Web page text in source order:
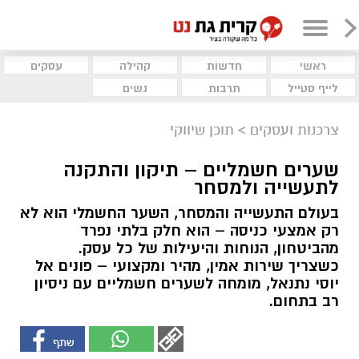
ראשי חדשות קהילה
עסקים
לייף סטייל
תרבות נשים
צרכנות ועסקים > תוכן שיווקי
שערים חשמליים – תיקון והתקנה
לתעשייה ולמסחר
בעולם התעשייה והמסחר, השער החשמלי הוא לא
רק אמצעי כניסה – הוא חלק בלתי נפרד
מהביטחון, הנוחות והיעילות של כל עסק.
כשצריך שירות אמין, מהיר ומקצועי – פונים אל
יוסי נתנאל, מומחה לשערים חשמליים עם ניסיון
רב בתחום.